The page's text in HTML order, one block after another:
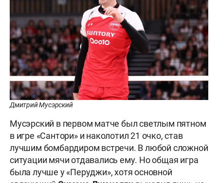
Дмитрий Мусэрский
Мусэрский в первом матче был светлым пятном
в игре «Сантори» и наколотил 21 очко, став
лучшим бомбардиром встречи. В любой сложной
ситуации мячи отдавались ему. Но общая игра
была лучше у «Перуджи», хотя основной